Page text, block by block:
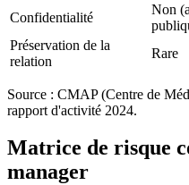
Confidentialité
Non
Préservation de la
relation
Rare
Source : CMAP (Centre de
rapport d'activité 2024.
Matrice de risque
manager